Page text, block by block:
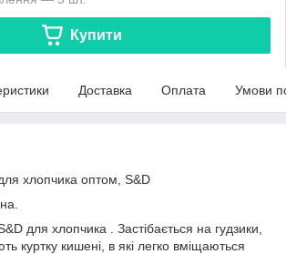
Купити
Доставка Оплата Умови
хлопчика оптом, S&D
для хлопчика . Застібається на гудзики,
куртку кишені, в які легко вміщаються